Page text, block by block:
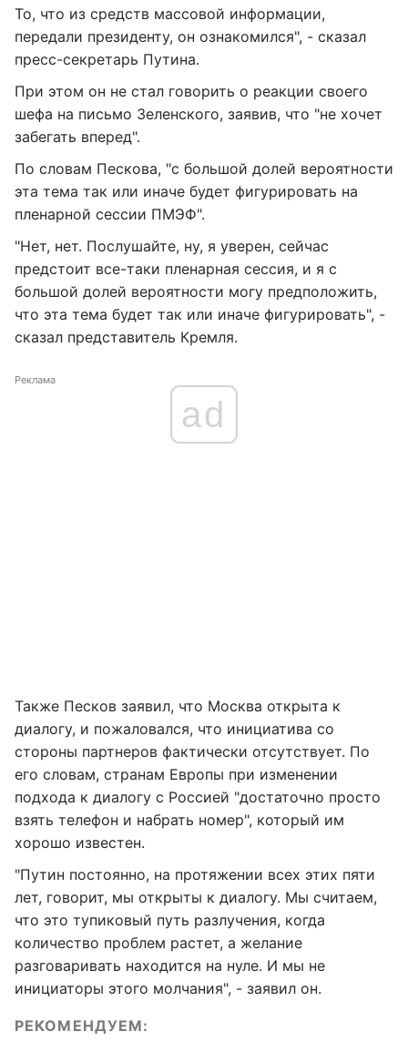
То, что из средств массовой информации,
передали президенту, он ознакомился", - сказал
пресс-секретарь Путина.
При этом он не стал говорить о реакции своего
шефа на письмо Зеленского, заявив, что "не хочет
забегать вперед".
По словам Пескова, "с большой долей вероятности
эта тема так или иначе будет фигурировать на
пленарной сессии ПМЭФ".
"Нет, нет. Послушайте, ну, я уверен, сейчас
предстоит все-таки пленарная сессия, и я с
большой долей вероятности могу предположить,
что эта тема будет так или иначе фигурировать", -
сказал представитель Кремля.
Реклама
ad
Также Песков заявил, что Москва открыта к
диалогу, и пожаловался, что инициатива со
стороны партнеров фактически отсутствует. По
его словам, странам Европы при изменении
подхода к диалогу с Россией "достаточно просто
взять телефон и набрать номер", который им
хорошо известен.
"Путин постоянно, на протяжении всех этих пяти
лет, говорит, мы открыты к диалогу. Мы считаем,
что это тупиковый путь разлучения, когда
количество проблем растет, а желание
разговаривать находится на нуле. И мы не
инициаторы этого молчания", - заявил он.
РЕКОМЕНДУЕМ: